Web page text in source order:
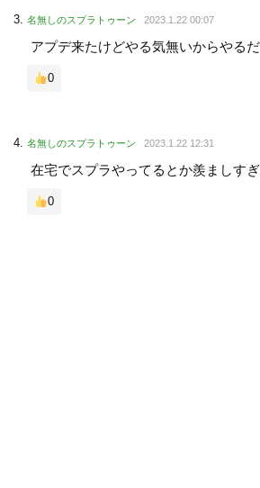
名無しのスプラトゥーン 2023.1.22 00:07
アプデ来たけどやる気無いからやる
0
名無しのスプラトゥーン 2023.1.22 12:31
在宅でスプラやってるとか羨ましす
0